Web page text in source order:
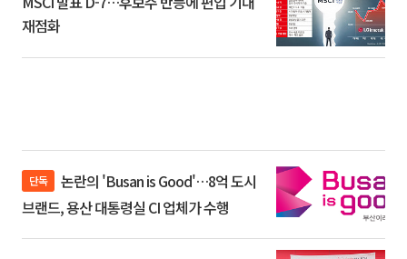
재점화
단독
브랜드, 용산 대통령실 CI 업체가 수행